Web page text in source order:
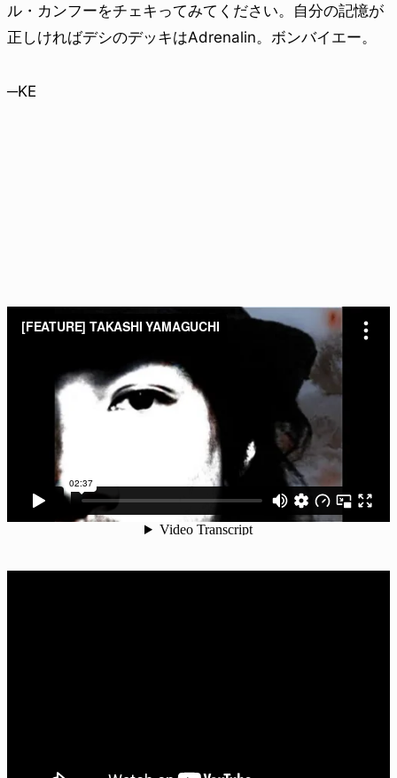
ル・カンフーをチェキってみてください。自分の記憶が
正しければデシのデッキはAdrenalin。ボンバイエー。
─KE